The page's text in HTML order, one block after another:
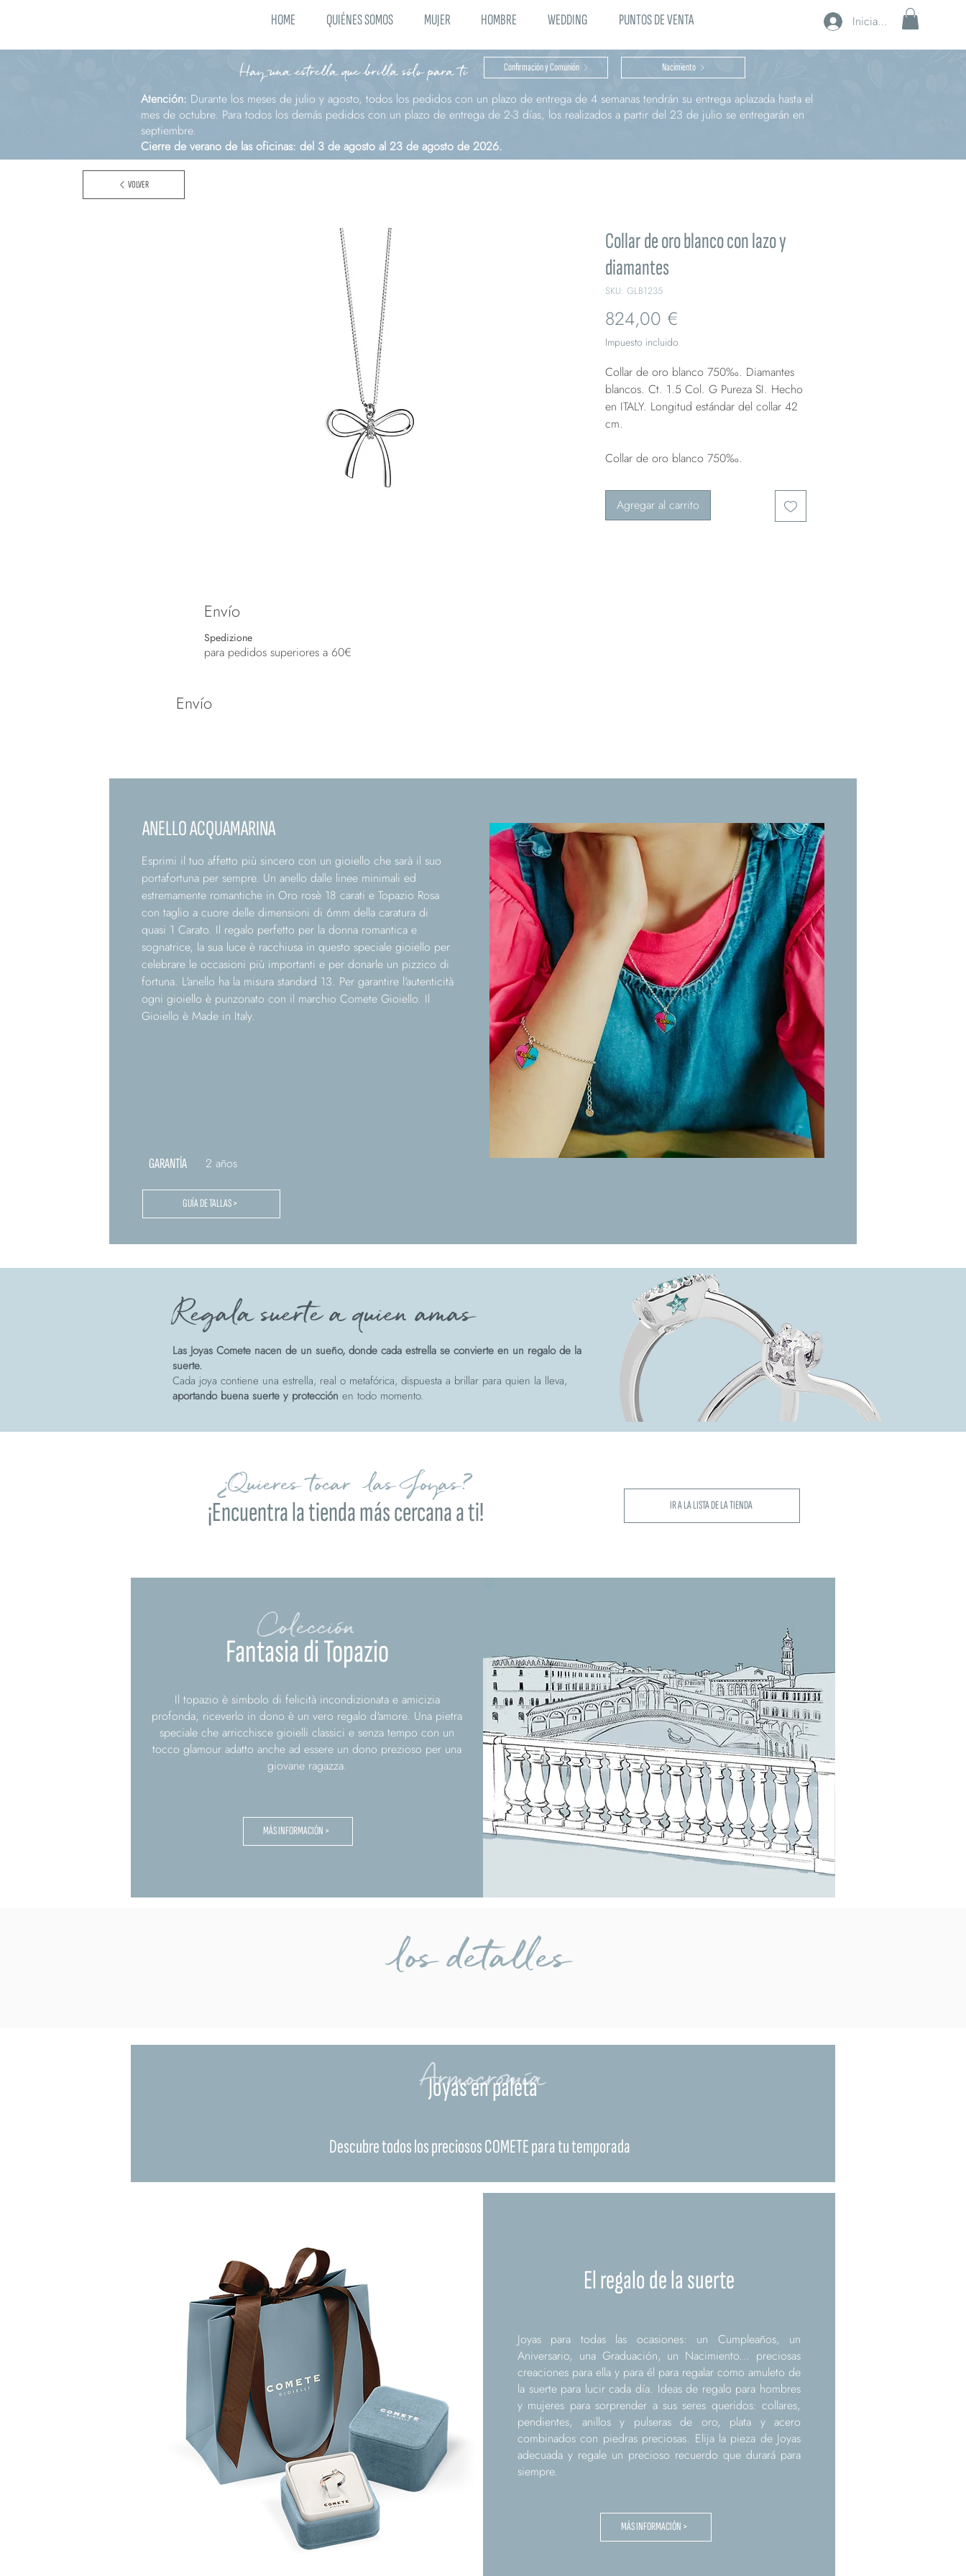
HOME QUIÉNES SOMOS MUJER HOMBRE WEDDING PUNTOS DE VENTA Iniciar sesión
Hay una estrella que brilla sólo para ti Confirmación y Comunión Nacimiento
Atención: Durante los meses de julio y agosto, todos los pedidos con un plazo de entrega de 4 semanas tendrán su entrega aplazada hasta el
mes de octubre. Para todos los demás pedidos con un plazo de entrega de 2-3 días, los realizados a partir del 23 de julio se entregarán en
septiembre.
Cierre de verano de las oficinas: del 3 de agosto al 23 de agosto de 2026.
Collar de oro blanco con lazo y
diamantes
SKU: GLB1235
824,00 €
Impuesto incluido
Collar de oro blanco 750‰. Diamantes
blancos. Ct. 1.5 Col. G Pureza SI. Hecho
en ITALY. Longitud estándar del collar 42
cm.
Collar de oro blanco 750‰.
Agregar al carrito
VOLVER
Envío
Spedizione
para pedidos superiores a 60€
Envío
ANELLO ACQUAMARINA
Esprimi il tuo affetto più sincero con un gioiello che sarà il suo
portafortuna per sempre. Un anello dalle linee minimali ed
estremamente romantiche in Oro rosè 18 carati e Topazio Rosa
con taglio a cuore delle dimensioni di 6mm della caratura di
quasi 1 Carato. Il regalo perfetto per la donna romantica e
sognatrice, la sua luce è racchiusa in questo speciale gioiello per
celebrare le occasioni più importanti e per donarle un pizzico di
fortuna. L'anello ha la misura standard 13. Per garantire l’autenticità
ogni gioiello è punzonato con il marchio Comete Gioiello. Il
Gioiello è Made in Italy.
GARANTÍA 2 años
GUÍA DE TALLAS >
Regala suerte a quien amas
Las Joyas Comete nacen de un sueño, donde cada estrella se convierte en un regalo de la
suerte.
Cada joya contiene una estrella, real o metafórica, dispuesta a brillar para quien la lleva,
aportando buena suerte y protección en todo momento.
¿Quieres tocar las Joyas?
¡Encuentra la tienda más cercana a ti! IR A LA LISTA DE LA TIENDA
Fantasia di Topazio
Colección
Il topazio è simbolo di felicità incondizionata e amicizia
profonda, riceverlo in dono è un vero regalo d'amore. Una pietra
speciale che arricchisce gioielli classici e senza tempo con un
tocco glamour adatto anche ad essere un dono prezioso per una
giovane ragazza.
MÁS INFORMACIÓN >
los detalles
Armocromía
Joyas en paleta
Descubre todos los preciosos COMETE para tu temporada
El regalo de la suerte
Joyas para todas las ocasiones: un Cumpleaños, un
Aniversario, una Graduación, un Nacimiento... preciosas
creaciones para ella y para él para regalar como amuleto de
la suerte para lucir cada día. Ideas de regalo para hombres
y mujeres para sorprender a sus seres queridos: collares,
pendientes, anillos y pulseras de oro, plata y acero
combinados con piedras preciosas. Elija la pieza de Joyas
adecuada y regale un precioso recuerdo que durará para
siempre.
MÁS INFORMACIÓN >